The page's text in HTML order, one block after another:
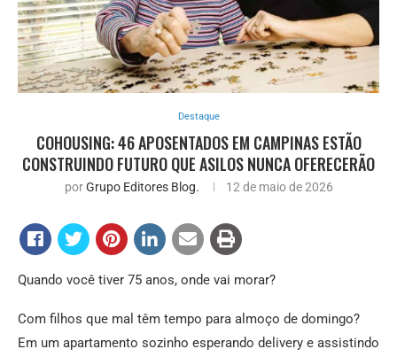
Destaque
COHOUSING: 46 APOSENTADOS EM CAMPINAS ESTÃO
CONSTRUINDO FUTURO QUE ASILOS NUNCA OFERECERÃO
porGrupo Editores Blog. 12 de maio de 2026
Quando você tiver 75 anos, onde vai morar?
Com filhos que mal têm tempo para almoço de domingo?
Em um apartamento sozinho esperando delivery e assistindo